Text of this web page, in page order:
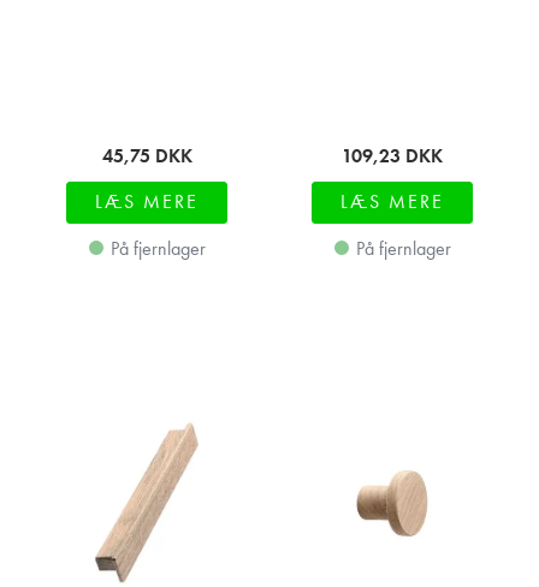
45,75 DKK
LÆS MERE
På fjernlager
109,23 DKK
LÆS MERE
På fjernlager